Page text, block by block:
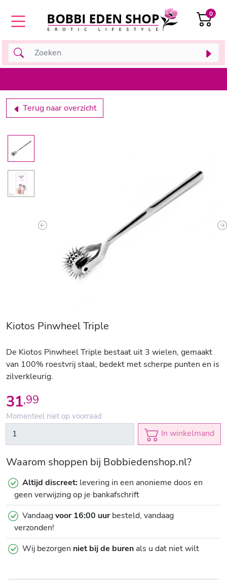
0
Terug naar overzicht
Previous
Kiotos Pinwheel Triple
De Kiotos Pinwheel Triple bestaat uit 3 wielen, gemaakt
van 100% roestvrij staal, bedekt met scherpe punten en is
zilverkleurig.
31,99
Momenteel niet op voorraad
In winkelmand
Waarom shoppen bij Bobbiedenshop.nl?
Altijd discreet: levering in een anonieme doos en
geen verwijzing op je bankafschrift
Vandaagvoor 16:00 uurbesteld, vandaag
verzonden!
Wij bezorgen niet bij de burenals u dat niet wilt